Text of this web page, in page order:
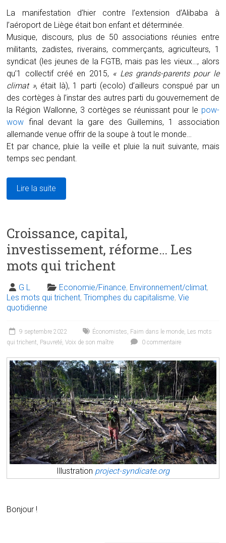
La manifestation d’hier contre l’extension d’Alibaba à
l’aéroport de Liège était bon enfant et déterminée.
Musique, discours, plus de 50 associations réunies entre
militants, zadistes, riverains, commerçants, agriculteurs, 1
syndicat (les jeunes de la FGTB, mais pas les vieux…, alors
qu’1 collectif créé en 2015, « Les grands-parents pour le
climat », était là), 1 parti (ecolo) d’ailleurs conspué par un
des cortèges à l’instar des autres parti du gouvernement de
la Région Wallonne, 3 cortèges se réunissant pour le pow-
wow final devant la gare des Guillemins, 1 association
allemande venue offrir de la soupe à tout le monde…
Et par chance, pluie la veille et pluie la nuit suivante, mais
temps sec pendant.
Lire la suite
Croissance, capital,
investissement, réforme… Les
mots qui trichent
G L Economie/Finance, Environnement/climat,
Les mots qui trichent,Triomphes du capitalisme,Vie
quotidienne
9 septembre 2022 Économistes Faim dans le monde Les mots
qui trichent Pauvreté ,Voix de son maître 0 commentaire
Illustration project-syndicate.org
Bonjour !